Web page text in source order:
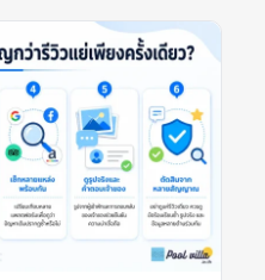
ใจจองพูลวิลล่า ควรเชื่อรูป
หมายถึงอะไร? ควรเชื่อรูปจากผู้
ถึงการพิจารณาว่ารูปประเภทใด
มากกว่า ระหว่างรูปที่เจ้าของ
ทางการ กับรูปที่ผู้เข้าพักจริง
กถ่ายด้วยแสงดี มุมดี และจัด
าพรวมของที่พักได้ชัด เช่น
มสระ พื้นที่นั่งเล่น และห้องนอน
าพปัจจุบัน หากรูปถ่ายไว้นาน
กผู้เข้าพักมักมีความเป็น
ใช้งานจริง เช่น สระหลังมีคน
อดรถ หรือมุมที่รูปทางการไม่